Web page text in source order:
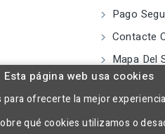
Pago
Contacte
Mapa Del
Esta página web usa cookies
ofrecerte la mejor
qué cookies utilizamos o